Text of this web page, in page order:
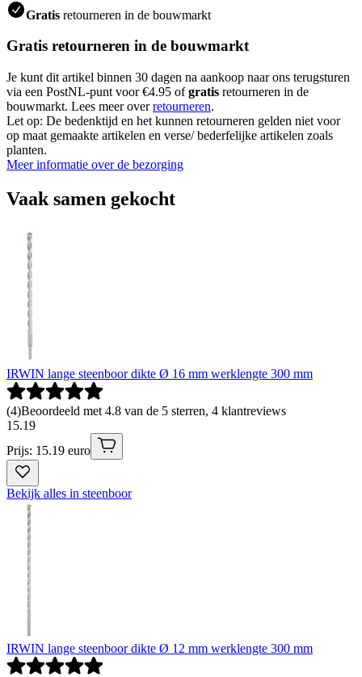
Gratis retourneren in de bouwmarkt
Gratis retourneren in de bouwmarkt
Je kunt dit artikel binnen 30 dagen na aankoop naar ons terugsturen
via een PostNL-punt voor €4.95 ofgratis retourneren in de
bouwmarkt. Lees meer overretourneren.
Let op: De bedenktijd en het kunnen retourneren gelden niet voor
op maat gemaakte artikelen en verse/ bederfelijke artikelen zoals
planten.
Meer informatie over de bezorging
Vaak samen gekocht
IRWIN lange steenboor dikte Ø 16 mm werklengte 300 mm
(4)Beoordeeld met 4.8 van de 5 sterren, 4 klantreviews
15.19
Prijs: 15.19 euro
Bekijk alles in steenboor
IRWIN lange steenboor dikte Ø 12 mm werklengte 300 mm